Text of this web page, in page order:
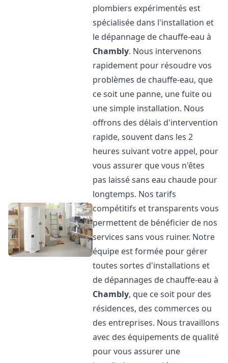
plombiers expérimentés est
spécialisée dans l'installation et
le dépannage de chauffe-eau à
Chambly. Nous intervenons
rapidement pour résoudre vos
problèmes de chauffe-eau, que
ce soit une panne, une fuite ou
une simple installation. Nous
offrons des délais d'intervention
rapide, souvent dans les 2
heures suivant votre appel, pour
vous assurer que vous n'êtes
pas laissé sans eau chaude pour
longtemps. Nos tarifs
compétitifs et transparents vous
permettent de bénéficier de nos
services sans vous ruiner. Notre
équipe est formée pour gérer
toutes sortes d'installations et
de dépannages de chauffe-eau à
Chambly, que ce soit pour des
résidences, des commerces ou
des entreprises. Nous travaillons
avec des équipements de qualité
pour vous assurer une